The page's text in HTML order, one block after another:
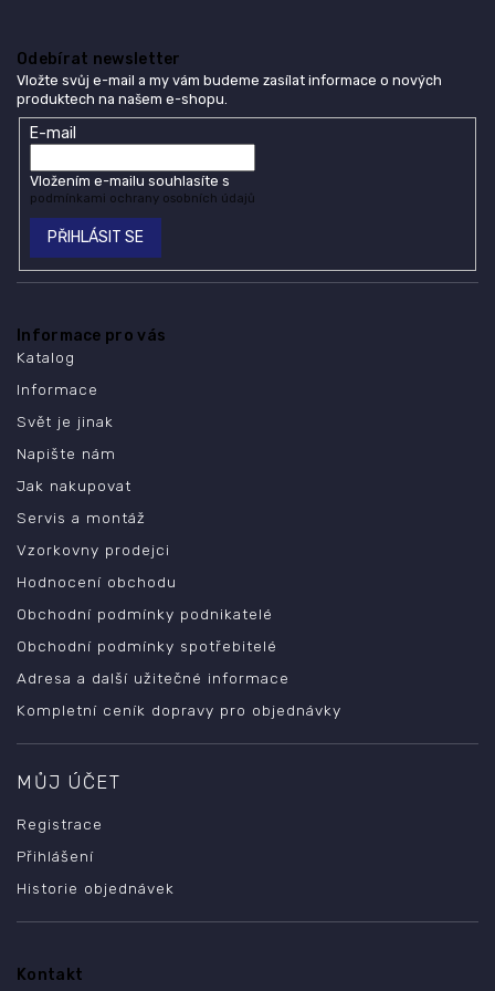
Odebírat newsletter
Vložte svůj e-mail a my vám budeme zasílat informace o nových
produktech na našem e-shopu.
E-mail
Vložením e-mailu souhlasíte s
podmínkami ochrany osobních údajů
PŘIHLÁSIT SE
Informace pro vás
Katalog
Informace
Svět je jinak
Napište nám
Jak nakupovat
Servis a montáž
Vzorkovny prodejci
Hodnocení obchodu
Obchodní podmínky podnikatelé
Obchodní podmínky spotřebitelé
Adresa a další užitečné informace
Kompletní ceník dopravy pro objednávky
MŮJ ÚČET
Registrace
Přihlášení
Historie objednávek
Kontakt